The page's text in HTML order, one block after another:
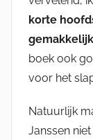
korte
boek ook
voor het
Natuurlijk
Janssen